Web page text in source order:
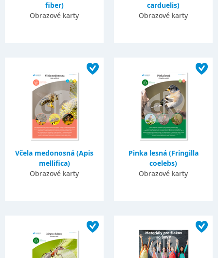
fiber)
Obrazové karty
carduelis)
Obrazové karty
Včela medonosná (Apis
mellifica)
Obrazové karty
Pinka lesná (Fringilla
coelebs)
Obrazové karty